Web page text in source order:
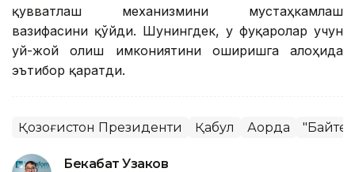
қувватлаш механизмини мустаҳкамлаш
вазифасини қўйди. Шунингдек, у фуқаролар учун
уй-жой олиш имкониятини оширишга алоҳида
эътибор қаратди.
Қозоғистон Президенти Қабул Ақорда
Бекабат Узаков